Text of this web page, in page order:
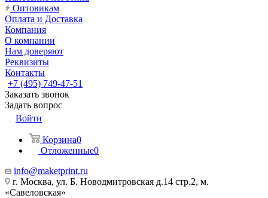
Оптовикам
Оплата и Доставка
Компания
О компании
Нам доверяют
Реквизиты
Контакты
+7 (495) 749-47-51
Заказать звонок
Задать вопрос
Войти
Корзина0
Отложенные0
info@maketprint.ru
г. Москва, ул. Б. Новодмитровская д.14 стр.2, м.
«Савеловская»